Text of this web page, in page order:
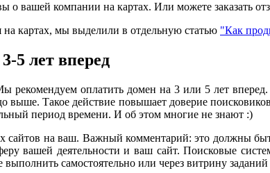
о вашей компании на картах. Или можете заказать
картах, мы выделили в отдельную статью "Как
5 лет вперед
рекомендуем оплатить домен на 3 или 5 лет
выше. Такое действие повышает доверие
период времени. И об этом многие не знают :)
на ваш. Важный комментарий: это должны
вашей деятельности и ваш сайт. Поисковые
самостоятельно или через витрину заданий